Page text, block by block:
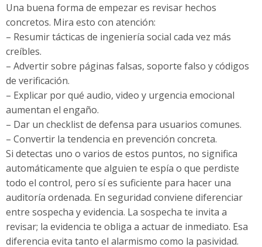
Una buena forma de empezar es revisar hechos
concretos. Mira esto con atención:
– Resumir tácticas de ingeniería social cada vez más
creíbles.
– Advertir sobre páginas falsas, soporte falso y códigos
de verificación.
– Explicar por qué audio, video y urgencia emocional
aumentan el engaño.
– Dar un checklist de defensa para usuarios comunes.
– Convertir la tendencia en prevención concreta.
Si detectas uno o varios de estos puntos, no significa
automáticamente que alguien te espía o que perdiste
todo el control, pero sí es suficiente para hacer una
auditoría ordenada. En seguridad conviene diferenciar
entre sospecha y evidencia. La sospecha te invita a
revisar; la evidencia te obliga a actuar de inmediato. Esa
diferencia evita tanto el alarmismo como la pasividad.